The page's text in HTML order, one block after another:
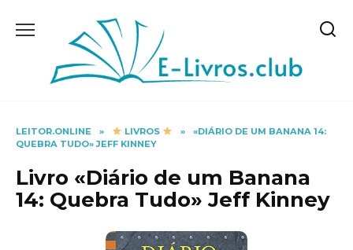
LEITOR.ONLINE » LIVROS »
«DIÁRIO DE UM BANANA 14:
QUEBRA TUDO» JEFF KINNEY
Livro «Diário de um Banana
14: Quebra Tudo» Jeff Kinney